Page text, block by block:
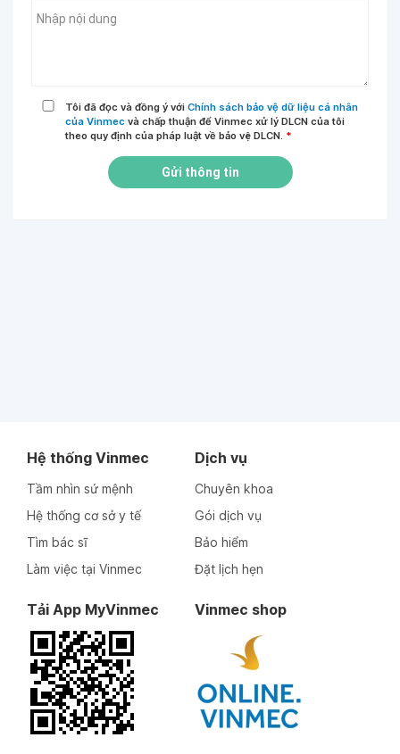
Tôi đã đọc và đồng ý với Chính sách bảo vệ dữ liệu cá nhân
của Vinmec và chấp thuận để Vinmec xử lý DLCN của tôi
theo quy định của pháp luật về bảo vệ DLCN. *
Gửi thông tin
Hệ thống Vinmec
Tầm nhìn sứ mệnh
Hệ thống cơ sở y tế
Tìm bác sĩ
Làm việc tại Vinmec
Dịch vụ
Chuyên khoa
Gói dịch vụ
Bảo hiểm
Đặt lịch hẹn
Tải App MyVinmec Vinmec shop